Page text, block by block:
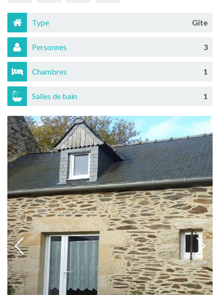
Type Gîte
Personnes 3
Chambres 1
Salles de bain 1